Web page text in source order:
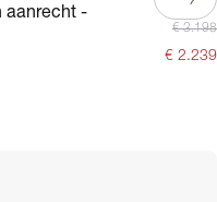
aanrecht -
€ 3.198
€ 2.239